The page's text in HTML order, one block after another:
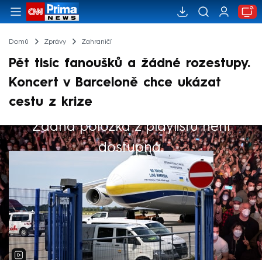
Domů Zprávy Zahraničí
Pět tisíc fanoušků a žádné rozestupy.
Koncert v Barceloně chce ukázat
cestu z krize
Žádná položka z playlistu není
dostupná.
Výběr redakce